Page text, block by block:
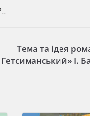
Тема та ідея
Гетсиманський» І.